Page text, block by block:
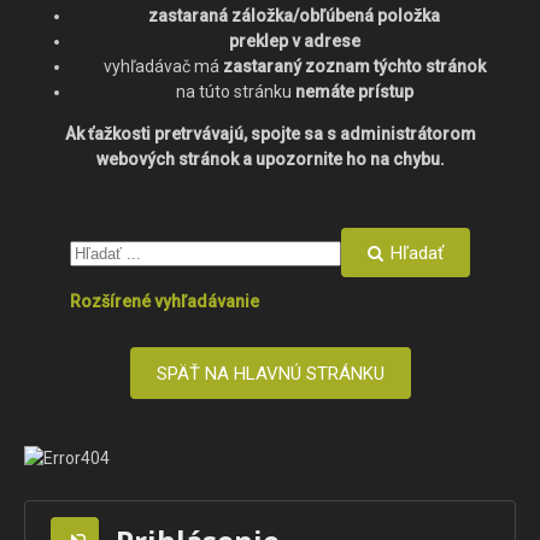
zastaraná záložka/obľúbená položka
preklep v adrese
vyhľadávač má zastaraný zoznam týchto stránok
na túto stránku nemáte prístup
Ak ťažkosti pretrvávajú, spojte sa s administrátorom
webových stránok a upozornite ho na chybu.
Hľadať
Rozšírené vyhľadávanie
SPÄŤ NA HLAVNÚ STRÁNKU